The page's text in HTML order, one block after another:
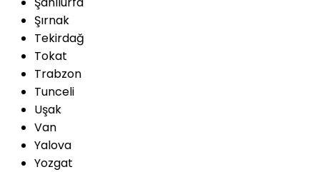
Şırnak
Tekirdağ
Tokat
Trabzon
Tunceli
Uşak
Van
Yalova
Yozgat